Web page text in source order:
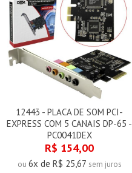
12443 - PLACA DE SOM PCI-
EXPRESS COM 5 CANAIS DP-65 -
PC0041DEX
R$ 154,00
ou 6x de R$ 25,67 sem juros